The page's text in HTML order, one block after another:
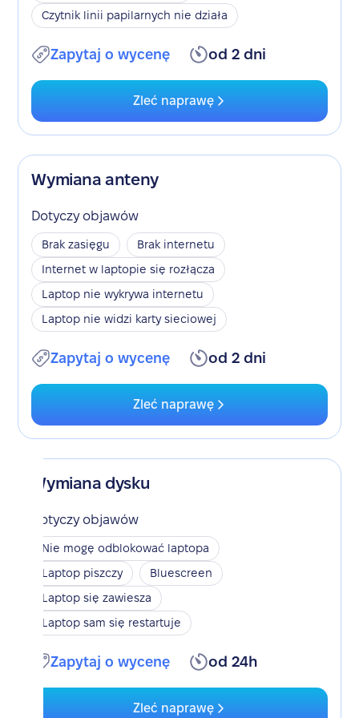
Czytnik linii papilarnych nie działa
Zapytaj o wycenę od 2 dni
Zleć naprawę
Wymiana anteny
Dotyczy objawów
Brak zasięgu
Brak internetu
Internet w laptopie się rozłącza
Laptop nie wykrywa internetu
Laptop nie widzi karty sieciowej
Zapytaj o wycenę od 2 dni
Zleć naprawę
Wymiana dysku
Dotyczy objawów
Nie mogę odblokować laptopa
Laptop piszczy
Bluescreen
Laptop się zawiesza
Laptop sam się restartuje
Zapytaj o wycenę od 24h
Zleć naprawę